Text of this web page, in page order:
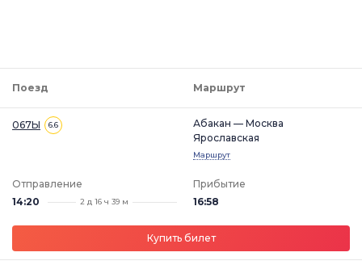
Поезд Маршрут
067Ы 6.6
Абакан — Москва
Ярославская
Маршрут
Отправление
14:20
2 д 16 ч 39 м
Прибытие
16:58
Купить билет